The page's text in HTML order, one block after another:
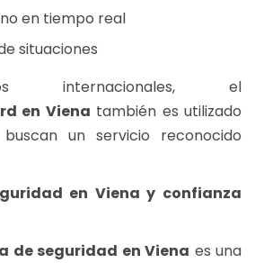
en tiempo real
situaciones
internacionales, el
en Viena también es utilizado
un servicio reconocido
en Viena y confianza
de seguridad en Viena es una